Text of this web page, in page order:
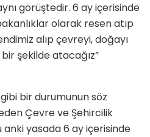
görüştedir. 6 ay içerisinde
olarak resen atıp
alıp çevreyi, doğayı
şekilde atacağız”
bir durumunun söz
Çevre ve Şehircilik
anki yasada 6 ay içerisinde